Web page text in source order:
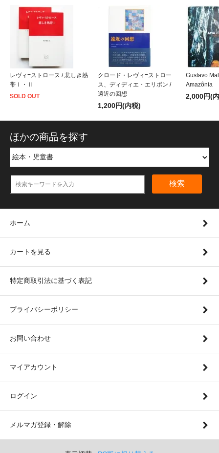
レヴィ=ストロース / 悲しき熱
帯Ⅰ・Ⅱ
SOLD OUT
クロード・レヴィ=ストロー
ス、ディディエ・エリボン /
遠近の回想
1,200円(内税)
Gustavo
Amazônia
2,000円(
ほかの商品を探す
検索
ホーム
カートを見る
特定商取引法に基づく表記
プライバシーポリシー
お問い合わせ
マイアカウント
ログイン
メルマガ登録・解除